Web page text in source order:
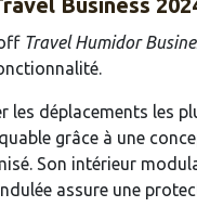
Travel Humidor
les déplacements les
grâce à une
Son intérieur
assure une